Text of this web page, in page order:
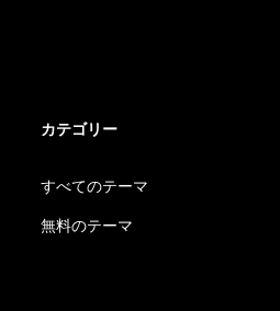
カテゴリー
すべてのテーマ
無料のテーマ